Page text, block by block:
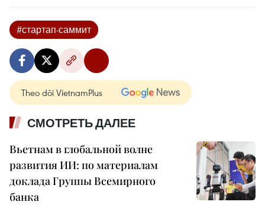
#стартап-саммит
Theo dõi VietnamPlus
СМОТРЕТЬ ДАЛЕЕ
Вьетнам в глобальной волне
развития ИИ: по материалам
доклада Группы Всемирного
банка